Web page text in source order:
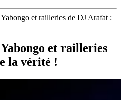
et railleries de DJ Arafat :
et railleries
la vérité !